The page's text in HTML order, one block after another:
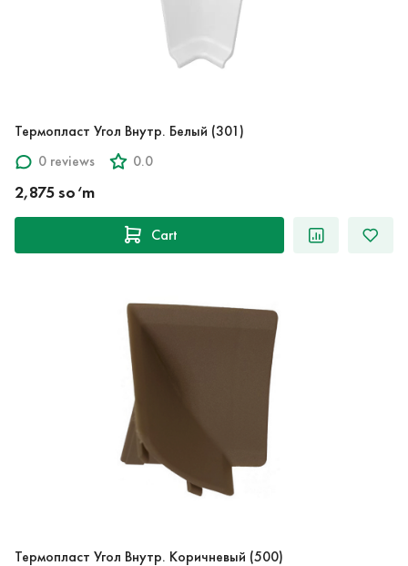
Термопласт Угол Внутр. Белый (301)
0 reviews
0.0
2,875 so‘m
Cart
Термопласт Угол Внутр. Коричневый (500)